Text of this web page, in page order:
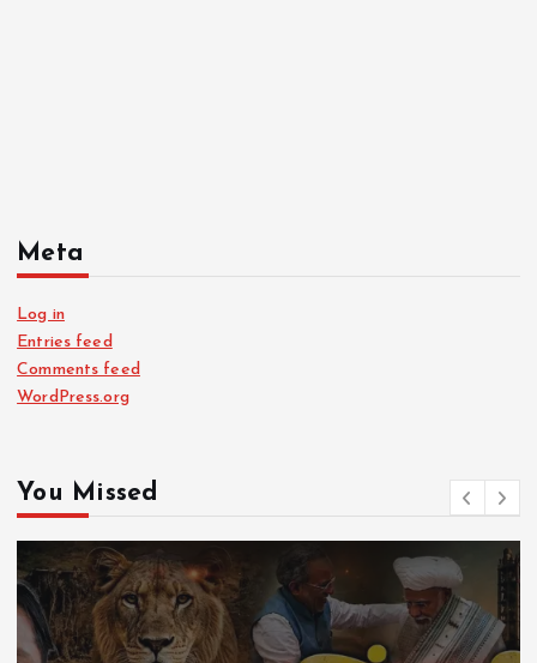
Meta
Log in
Entries feed
Comments feed
WordPress.org
You Missed